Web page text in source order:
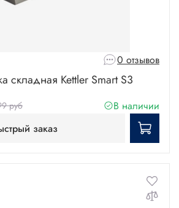
0 отзывов
складная Kettler Smart S3
руб
В наличии
заказ